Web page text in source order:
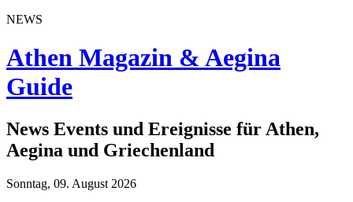
NEWS
Athen Magazin & Aegina
Guide
News Events und Ereignisse für Athen,
Aegina und Griechenland
Sonntag, 09. August 2026